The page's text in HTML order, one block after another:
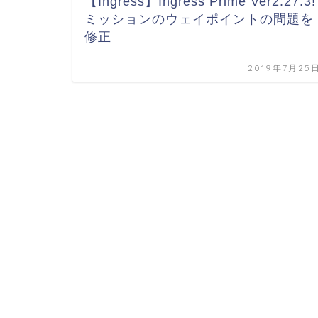
ミッションのウェイポイントの問題を
修正
2019年7月25